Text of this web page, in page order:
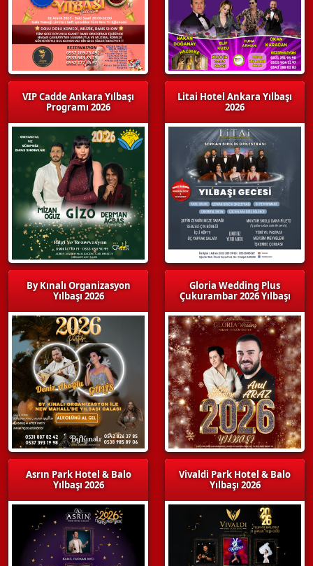
VIP Cadde Ankara Yılbaşı
Programı 2026
By Kınalı Organizasyon
Yılbaşı 2026
Asrın Park Hotel & Balo
Yılbaşı 2026
Litai Hotel Ankara Yılbaşı
2026
Gloria Wedding Plus
Çukurambar 2026 Yılbaşı
Vivaldi Park Hotel & Balo
Yılbaşı 2026